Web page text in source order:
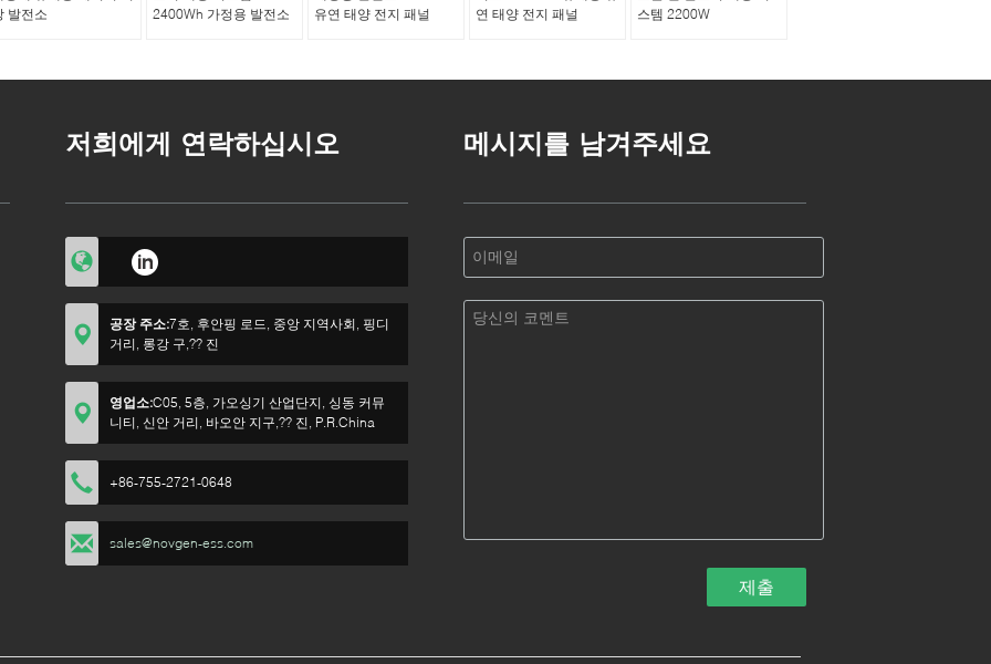
발전소
2400Wh 가정용 발전소
유연 태양 전지 패널
연 태양 전지 패널
스템 2200W
저희에게 연락하십시오
공장 주소:7호, 후안핑 로드, 중앙 지역사회, 핑디
거리, 롱강 구,?? 진
영업소:C05, 5층, 가오싱기 산업단지, 싱동 커뮤
니티, 신안 거리, 바오안 지구,?? 진, P.R.China
+86-755-2721-0648
sales@novgen-ess.com
메시지를 남겨주세요